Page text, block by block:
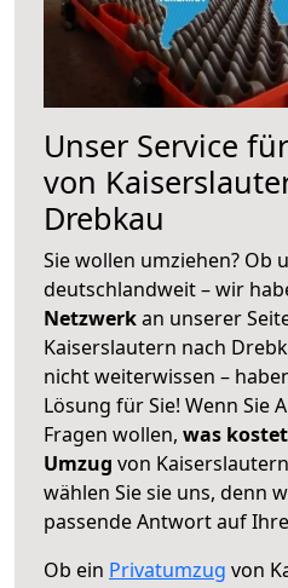
Unser Service
von
Drebkau
Sie wollen umziehen? Ob
deutschlandweit – wir
Netzwerkan unserer
Kaiserslautern nach
nicht weiterwissen –
Lösung für Sie! Wenn Sie
Fragen wollen, was
Umzug von
wählen Sie sie uns, denn
passende Antwort auf
Ob ein Privatumzug von